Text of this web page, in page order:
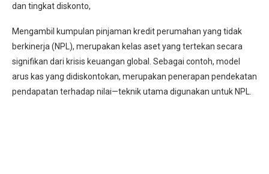
dan tingkat diskonto,
Mengambil kumpulan pinjaman kredit perumahan yang tidak
berkinerja (NPL), merupakan kelas aset yang tertekan secara
signifikan dari krisis keuangan global. Sebagai contoh, model
arus kas yang didiskontokan, merupakan penerapan pendekatan
pendapatan terhadap nilai—teknik utama digunakan untuk NPL.